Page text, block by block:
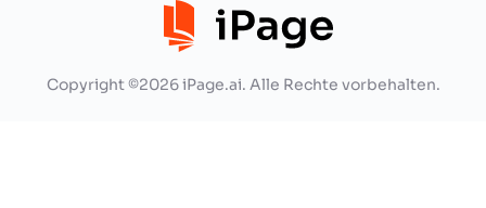
Copyright ©2026 iPage.ai. Alle Rechte vorbehalten.